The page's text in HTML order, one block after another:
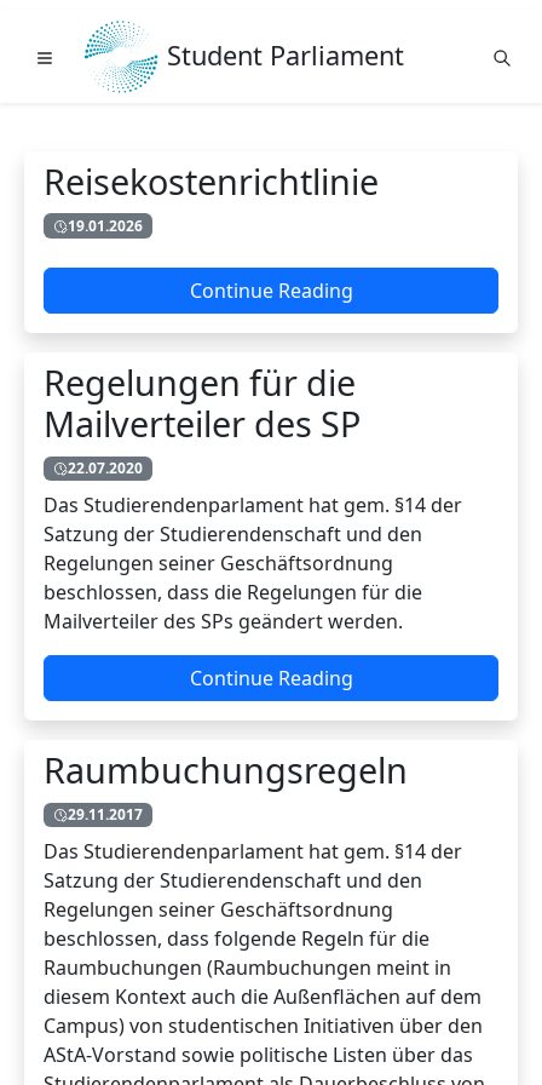
Student Parliament
Reisekostenrichtlinie
19.01.2026
Continue Reading
Regelungen für die
Mailverteiler des SP
22.07.2020
Das Studierendenparlament hat gem. §14 der
Satzung der Studierendenschaft und den
Regelungen seiner Geschäftsordnung
beschlossen, dass die Regelungen für die
Mailverteiler des SPs geändert werden.
Continue Reading
Raumbuchungsregeln
29.11.2017
Das Studierendenparlament hat gem. §14 der
Satzung der Studierendenschaft und den
Regelungen seiner Geschäftsordnung
beschlossen, dass folgende Regeln für die
Raumbuchungen (Raumbuchungen meint in
diesem Kontext auch die Außenflächen auf dem
Campus) von studentischen Initiativen über den
AStA-Vorstand sowie politische Listen über das